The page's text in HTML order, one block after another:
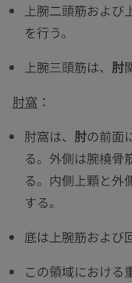
上腕二頭筋および
を行う。
上腕三頭筋は、 肘
肘窩 ：
肘窩は、 肘の前面
る。外側は腕橈骨
る。内側上顆と外
する。
底は上腕筋および
この領域における